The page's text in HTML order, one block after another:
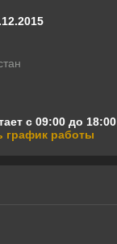
с 09:00 до 18:00
график работы